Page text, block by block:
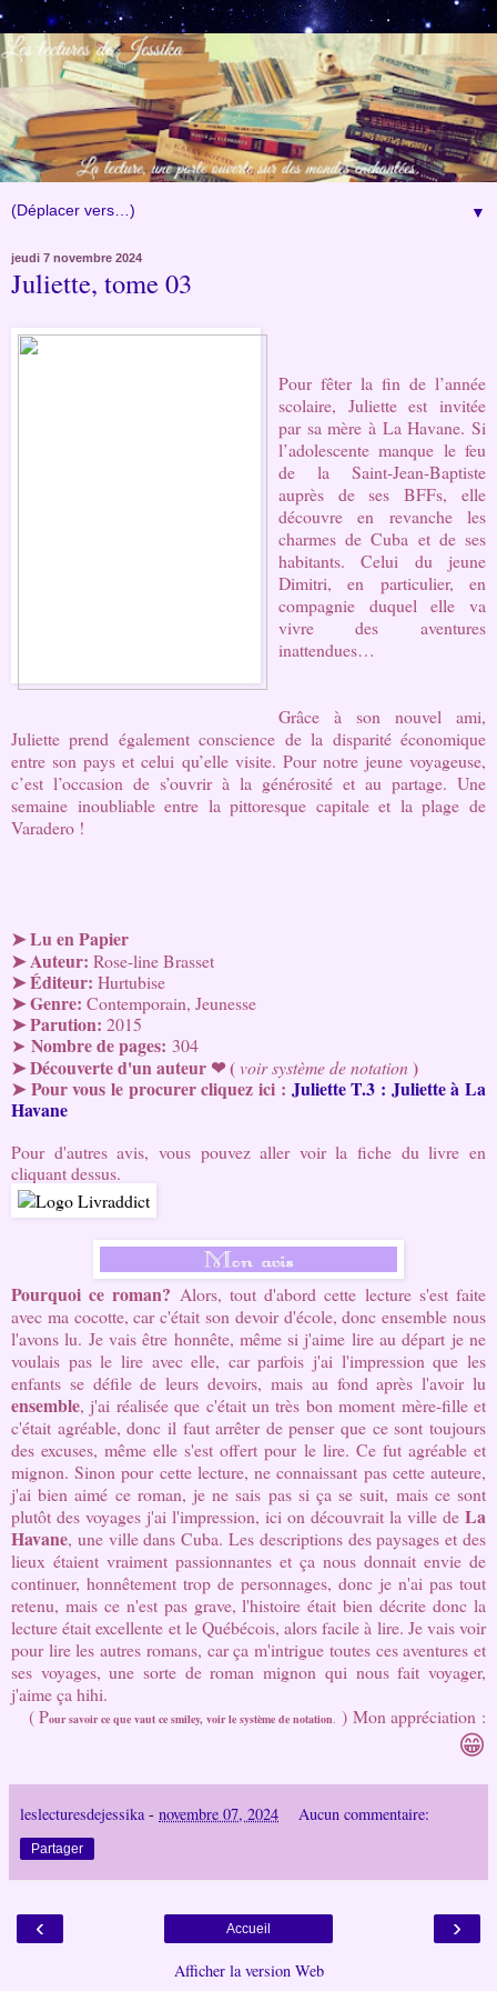
▼
jeudi 7 novembre 2024
Juliette, tome 03
Pour fêter la fin de l’année
scolaire, Juliette est invitée
par sa mère à La Havane. Si
l’adolescente manque le feu
de la Saint-Jean-Baptiste
auprès de ses BFFs, elle
découvre en revanche les
charmes de Cuba et de ses
habitants. Celui du jeune
Dimitri, en particulier, en
compagnie duquel elle va
vivre des aventures
inattendues…
Grâce à son nouvel ami,
Juliette prend également conscience de la disparité économique
entre son pays et celui qu’elle visite. Pour notre jeune voyageuse,
c’est l’occasion de s’ouvrir à la générosité et au partage. Une
semaine inoubliable entre la pittoresque capitale et la plage de
Varadero !
➤Lu en Papier
➤Auteur: Rose-line Brasset
➤ Éditeur: Hurtubise
➤Genre: Contemporain, Jeunesse
➤Parution: 2015
➤ Nombre de pages: 304
➤ Découverte d'un auteur ❤(voir système de notation)
➤ Pour vous le procurer cliquez ici : Juliette T.3 : Juliette à La
Havane
Pour d'autres avis, vous pouvez aller voir la fiche du livre en
cliquant dessus.
Pourquoi ce roman? Alors, tout d'abord cette lecture s'est faite
avec ma cocotte, car c'était son devoir d'école, donc ensemble nous
l'avons lu. Je vais être honnête, même si j'aime lire au départ je ne
voulais pas le lire avec elle, car parfois j'ai l'impression que les
enfants se défile de leurs devoirs, mais au fond après l'avoir lu
ensemble, j'ai réalisée que c'était un très bon moment mère-fille et
c'était agréable, donc il faut arrêter de penser que ce sont toujours
des excuses, même elle s'est offert pour le lire. Ce fut agréable et
mignon. Sinon pour cette lecture, ne connaissant pas cette auteure,
j'ai bien aimé ce roman, je ne sais pas si ça se suit, mais ce sont
plutôt des voyages j'ai l'impression, ici on découvrait la ville de La
Havane, une ville dans Cuba. Les descriptions des paysages et des
lieux étaient vraiment passionnantes et ça nous donnait envie de
continuer, honnêtement trop de personnages, donc je n'ai pas tout
retenu, mais ce n'est pas grave, l'histoire était bien décrite donc la
lecture était excellente et le Québécois, alors facile à lire. Je vais voir
pour lire les autres romans, car ça m'intrigue toutes ces aventures et
ses voyages, une sorte de roman mignon qui nous fait voyager,
j'aime ça hihi.
( Pour savoir ce que vaut ce smiley, voir le système de notation. ) Mon appréciation :
😁
leslecturesdejessika - novembre 07, 2024 Aucun commentaire:
Partager
‹ ›
Accueil
Afficher la version Web